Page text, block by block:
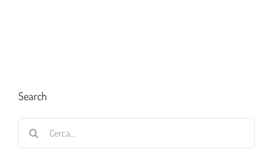
Search